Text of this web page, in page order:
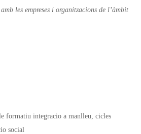
les empreses i organitzacions de l’àmbit
formatiu integracio a manlleu, cicles
social